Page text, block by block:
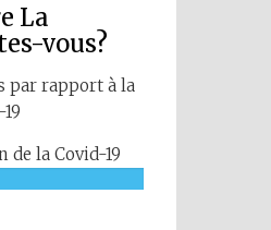
La
vous?
par rapport à la
de la Covid-19